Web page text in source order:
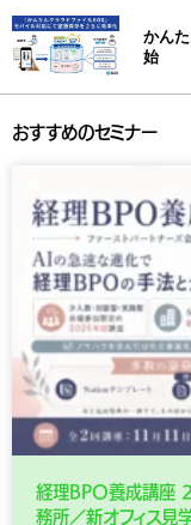
かん
始
おすすめのセミナー
経理BPO養成講座
務所／新オフィス